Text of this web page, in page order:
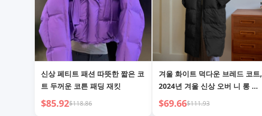
신상 페티트 패션 따뜻한 짧은 코
트 두꺼운 코튼 패딩 재킷
$85.92$118.86
겨울 화이트 덕다운 브레드 코트,
2024년 겨울 신상 오버 니 롱 기
장 보온 아우터, 하프 하이넥 다
운 재킷, 재고 있음
$69.66$111.93